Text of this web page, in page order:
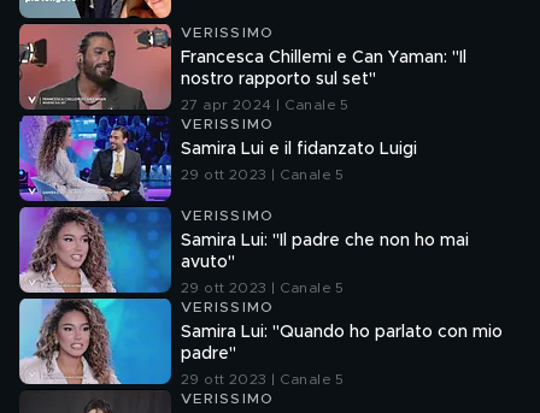
VERISSIMO
Francesca Chillemi e Can Yaman: "Il
nostro rapporto sul set"
27 apr 2024 | Canale 5
VERISSIMO
Samira Lui e il fidanzato Luigi
29 ott 2023 | Canale 5
VERISSIMO
Samira Lui: "Il padre che non ho mai
avuto"
29 ott 2023 | Canale 5
VERISSIMO
Samira Lui: "Quando ho parlato con mio
padre"
29 ott 2023 | Canale 5
VERISSIMO